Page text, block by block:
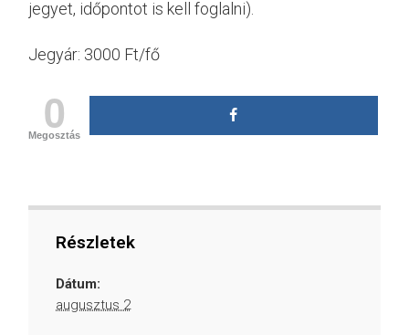
jegyet, időpontot is kell foglalni).
Jegyár: 3000 Ft/fő
0
Megosztás
Részletek
Dátum:
augusztus 2